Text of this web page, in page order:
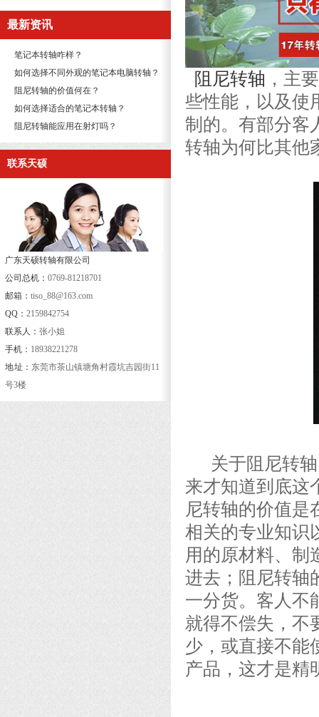
最新资讯
笔记本转轴咋样？
如何选择不同外观的笔记本电脑转轴？
阻尼转轴的价值何在？
如何选择适合的笔记本转轴？
阻尼转轴能应用在射灯吗？
联系天硕
广东天硕转轴有限公司
公司总机： 0769-81218701
邮箱： tiso_88@163.com
QQ： 2159842754
联系人： 张小姐
手机： 18938221278
地 址： 东莞市茶山镇塘角村霞坑吉园街11
号3楼
阻尼转轴 ，主
些性能，以及使
制的。有部分客
转轴为何比其他
关于阻尼转轴
来才知道到底这
尼转轴的价值是
相关的专业知识
用的原材料、制
进去；阻尼转轴
一分货。客人不
就得不偿失，不
少，或直接不能
产品，这才是精